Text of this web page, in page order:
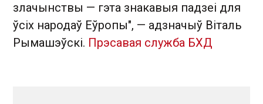
злачынствы — гэта знакавыя падзеі для
ўсіх народаў Еўропы", — адзначыў Віталь
Рымашэўскі. Прэсавая служба БХД